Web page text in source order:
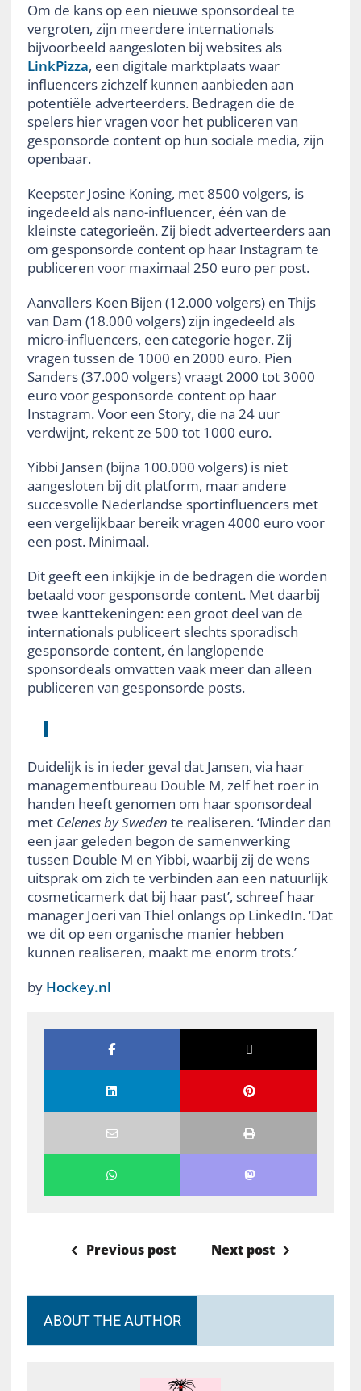
Om de kans op een nieuwe sponsordeal te
vergroten, zijn meerdere internationals
bijvoorbeeld aangesloten bij websites als
LinkPizza, een digitale marktplaats waar
influencers zichzelf kunnen aanbieden aan
potentiële adverteerders. Bedragen die de
spelers hier vragen voor het publiceren van
gesponsorde content op hun sociale media, zijn
openbaar.
Keepster Josine Koning, met 8500 volgers, is
ingedeeld als nano-influencer, één van de
kleinste categorieën. Zij biedt adverteerders aan
om gesponsorde content op haar Instagram te
publiceren voor maximaal 250 euro per post.
Aanvallers Koen Bijen (12.000 volgers) en Thijs
van Dam (18.000 volgers) zijn ingedeeld als
micro-influencers, een categorie hoger. Zij
vragen tussen de 1000 en 2000 euro. Pien
Sanders (37.000 volgers) vraagt 2000 tot 3000
euro voor gesponsorde content op haar
Instagram. Voor een Story, die na 24 uur
verdwijnt, rekent ze 500 tot 1000 euro.
Yibbi Jansen (bijna 100.000 volgers) is niet
aangesloten bij dit platform, maar andere
succesvolle Nederlandse sportinfluencers met
een vergelijkbaar bereik vragen 4000 euro voor
een post. Minimaal.
Dit geeft een inkijkje in de bedragen die worden
betaald voor gesponsorde content. Met daarbij
twee kanttekeningen: een groot deel van de
internationals publiceert slechts sporadisch
gesponsorde content, én langlopende
sponsordeals omvatten vaak meer dan alleen
publiceren van gesponsorde posts.
Duidelijk is in ieder geval dat Jansen, via haar
managementbureau Double M, zelf het roer in
handen heeft genomen om haar sponsordeal
met Celenes by Sweden te realiseren. ‘Minder dan
een jaar geleden begon de samenwerking
tussen Double M en Yibbi, waarbij zij de wens
uitsprak om zich te verbinden aan een natuurlijk
cosmeticamerk dat bij haar past’, schreef haar
manager Joeri van Thiel onlangs op LinkedIn. ‘Dat
we dit op een organische manier hebben
kunnen realiseren, maakt me enorm trots.’
by Hockey.nl
Previous post Next post
ABOUT THE AUTHOR